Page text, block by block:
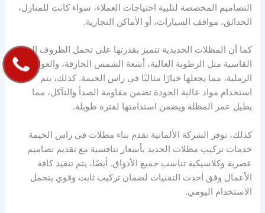
التصاميم المخصصة لتلبية احتياجات العملاء، سواء كانت للمنازل،
الحدائق، مواقف السيارات، أو الأماكن التجارية.
كما أن المظلات الحديدية تتميز بقدرتها على تحمل الظروف الجوية
القاسية مثل الرطوبة العالية، أشعة الشمس الحارقة، والعواصف
الرملية، مما يجعلها خيارًا مثاليًا في راس الخيمة. كذلك، يتم
استخدام مواد عالية الجودة تضمن مقاومة الصدأ والتآكل، مما
يطيل عمر المظلة ويضمن استدامتها لفترة طويلة.
كذلك، توفر الشركة الألمانية تقدم بناء مظلات في راس الخيمة
خدمات تركيب مظلات الحديد بأسعار تنافسية مع تقديم تصاميم
عصرية وكلاسيكية تناسب جميع الأذواق. أيضًا، يتم تنفيذ كافة
الأعمال وفق أحدث التقنيات لضمان تركيب ثابت وقوي يتحمل
الاستخدام اليومي.